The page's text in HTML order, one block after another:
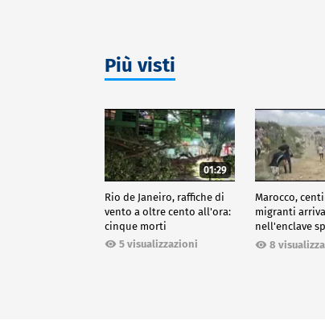
Più visti
01:29
Rio de Janeiro, raffiche di
vento a oltre cento all'ora:
cinque morti
5 visualizzazioni
Marocco,
migranti
nell'enclave
Ceuta
8